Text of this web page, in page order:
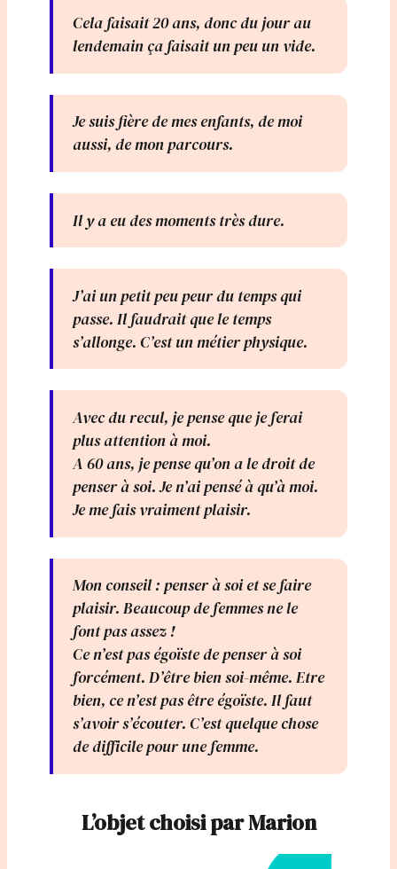
Cela faisait 20 ans, donc du jour au
lendemain ça faisait un peu un vide.
Je suis fière de mes enfants, de moi
aussi, de mon parcours.
Il y a eu des moments très dure.
J’ai un petit peu peur du temps qui
passe. Il faudrait que le temps
s’allonge. C’est un métier physique.
Avec du recul, je pense que je ferai
plus attention à moi.
A 60 ans, je pense qu’on a le droit de
penser à soi. Je n’ai pensé à qu’à moi.
Je me fais vraiment plaisir.
Mon conseil : penser à soi et se faire
plaisir. Beaucoup de femmes ne le
font pas assez !
Ce n’est pas égoïste de penser à soi
forcément. D’être bien soi-même. Etre
bien, ce n’est pas être égoïste. Il faut
s’avoir s’écouter. C’est quelque chose
de difficile pour une femme.
L’objet choisi par Marion